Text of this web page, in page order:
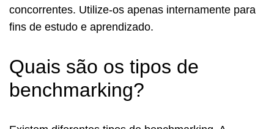
concorrentes. Utilize-os apenas internamente para
fins de estudo e aprendizado.
Quais são os tipos de
benchmarking?